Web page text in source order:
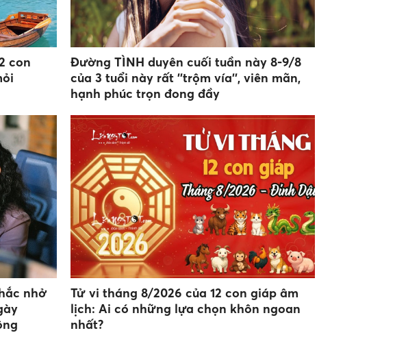
con
Đường TÌNH duyên cuối tuần này 8-9/8
của 3 tuổi này rất ''trộm vía'', viên mãn,
hạnh phúc trọn đong đầy
nhở
Tử vi tháng 8/2026 của 12 con giáp âm
lịch: Ai có những lựa chọn khôn ngoan
nhất?